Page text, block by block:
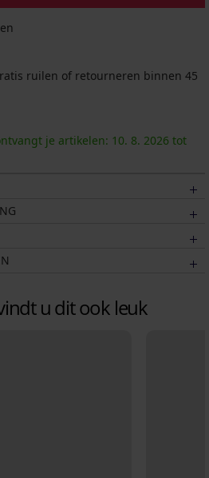
ruilen of retourneren binnen 45
je artikelen: 10. 8. 2026 tot
u dit ook leuk